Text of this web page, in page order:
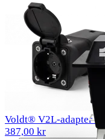
Voldt® V2L-adapter
387,00 kr